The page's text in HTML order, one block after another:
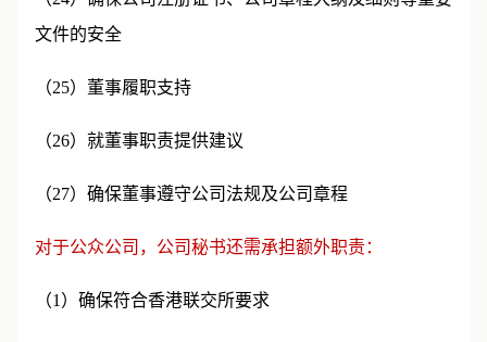
文件的安全
（25）董事履职支持
（26）就董事职责提供建议
（27）确保董事遵守公司法规及公司章程
对于公众公司，公司秘书还需承担额外职责：
（1）确保符合香港联交所要求